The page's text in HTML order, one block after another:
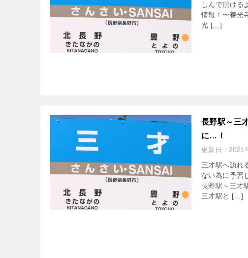
しんで頂ける
情報！〜善光
光 […]
長野駅～三
に…！
更新日： 2021
三才駅へ訪れ
ない為に予習
長野駅～三才
三才駅と […]